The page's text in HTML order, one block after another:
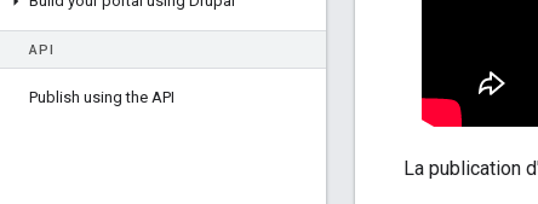
API
Publish using the API
La publication